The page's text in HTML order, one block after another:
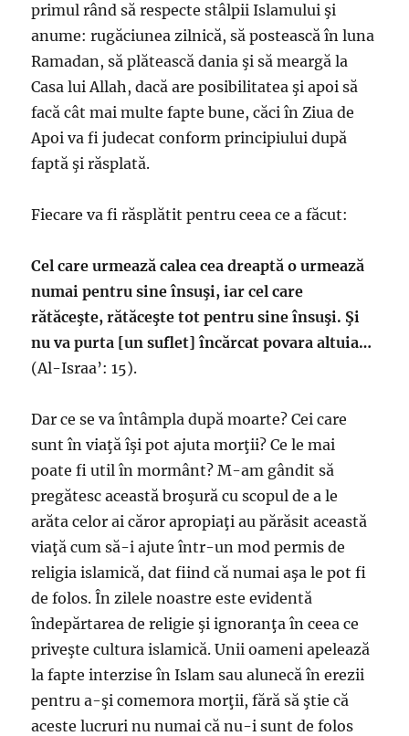
primul rând să respecte stâlpii Islamului şi
anume: rugăciunea zilnică, să postească în luna
Ramadan, să plătească dania şi să meargă la
Casa lui Allah, dacă are posibilitatea şi apoi să
facă cât mai multe fapte bune, căci în Ziua de
Apoi va fi judecat conform principiului după
faptă şi răsplată.
Fiecare va fi răsplătit pentru ceea ce a făcut:
Cel care urmează calea cea dreaptă o urmează
numai pentru sine însuşi, iar cel care
rătăceşte, rătăceşte tot pentru sine însuşi. Şi
nu va purta [un suflet] încărcat povara altuia…
(Al-Israa’: 15).
Dar ce se va întâmpla după moarte? Cei care
sunt în viaţă îşi pot ajuta morţii? Ce le mai
poate fi util în mormânt? M-am gândit să
pregătesc această broşură cu scopul de a le
arăta celor ai căror apropiaţi au părăsit această
viaţă cum să-i ajute într-un mod permis de
religia islamică, dat fiind că numai aşa le pot fi
de folos. În zilele noastre este evidentă
îndepărtarea de religie şi ignoranţa în ceea ce
priveşte cultura islamică. Unii oameni apelează
la fapte interzise în Islam sau alunecă în erezii
pentru a-şi comemora morţii, fără să ştie că
aceste lucruri nu numai că nu-i sunt de folos